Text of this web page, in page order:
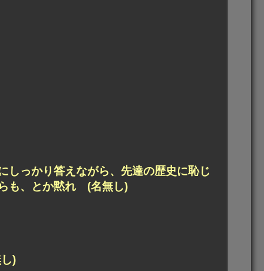
しっかり答えながら、先達の歴史に恥じ
も、とか黙れ (名無し)
)